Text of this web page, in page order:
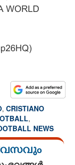
WORLD
, CRISTIANO
,
NEWS